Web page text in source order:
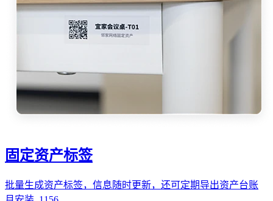
固定资产标签
批量生成资产标签，信息随时更新，还可定期导出资产台账